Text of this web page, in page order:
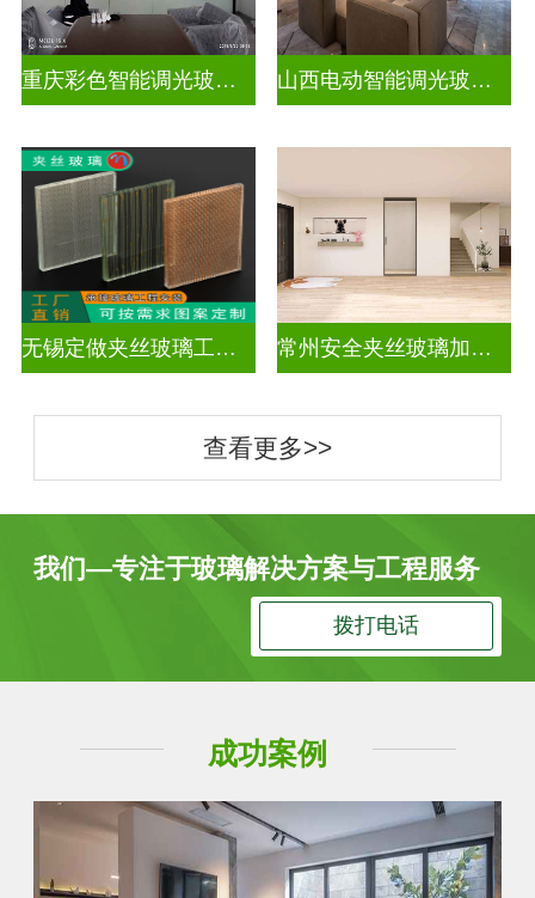
重庆彩色智能调光玻璃定制公司 山西电动智能调光玻璃价格多少钱
无锡定做夹丝玻璃工厂地址 常州安全夹丝玻璃加工厂
查看更多>>
我们—专注于玻璃解决方案与工程服务
拨打电话
成功案例